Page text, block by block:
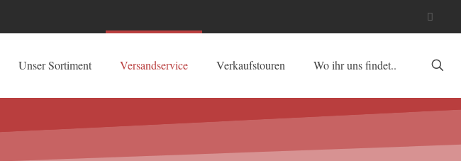
Unser Sortiment Versandservice Verkaufstouren Wo ihr uns findet..